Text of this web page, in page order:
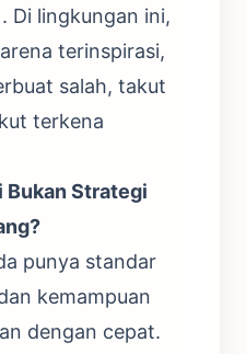
Di lingkungan ini,
terinspirasi,
salah, takut
terkena
Bukan Strategi
punya standar
kemampuan
dengan cepat.